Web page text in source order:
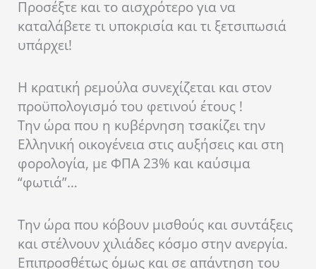
Προσέξτε και το αισχρότερο για να
καταλάβετε τι υποκρισία και τι ξετσιπωσιά
υπάρχει!
Η κρατική ρεμούλα συνεχίζεται και στον
προϋπολογισμό του φετινού έτους !
Την ώρα που η κυβέρνηση τσακίζει την
Ελληνική οικογένεια στις αυξήσεις και στη
φορολογία, με ΦΠΑ 23% και καύσιμα
“φωτιά”…
Την ώρα που κόβουν μισθούς και συντάξεις
και στέλνουν χιλιάδες κόσμο στην ανεργία.
Επιπροσθέτως όμως και σε απάντηση του